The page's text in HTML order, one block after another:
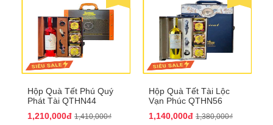
Hộp Quà Tết Phú Quý
Phát Tài QTHN44
1,210,000đ 1,410,000₫
Hộp Quà Tết Tài Lộc
Vạn Phúc QTHN56
1,140,000đ 1,380,000₫